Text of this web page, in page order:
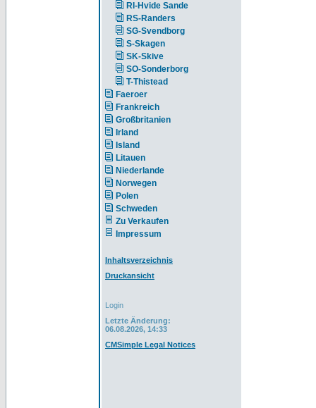
RI-Hvide Sande
RS-Randers
SG-Svendborg
S-Skagen
SK-Skive
SO-Sonderborg
T-Thistead
Faeroer
Frankreich
Großbritanien
Irland
Island
Litauen
Niederlande
Norwegen
Polen
Schweden
Zu Verkaufen
Impressum
Inhaltsverzeichnis
Druckansicht
Login
Letzte Änderung:
06.08.2026, 14:33
CMSimple Legal Notices